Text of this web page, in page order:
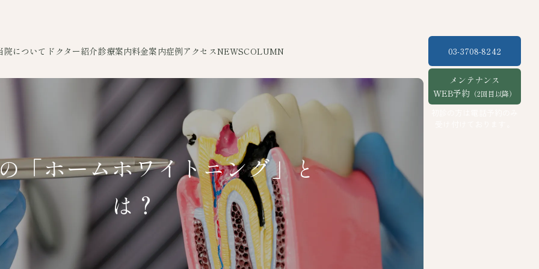
院について ドクター紹介診療案内料金案内症例アクセスNEWSCOLUMN 03-3708-8242
メンテナンス
WEB予約 （2回目以降）
「ホームホワイトニング」と
は？